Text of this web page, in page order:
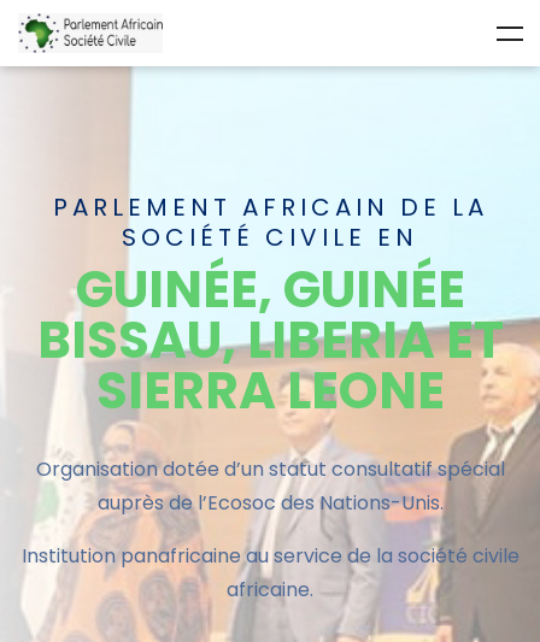
PARLEMENT AFRICAIN DE LA
SOCIÉTÉ CIVILE EN
GUINÉE, GUINÉE
BISSAU, LIBERIA ET
SIERRA LEONE
Organisation dotée d’un statut consultatifspécial
auprès de l’Ecosoc des Nations-Unis.
Institution panafricaine au service de la société civile
africaine.